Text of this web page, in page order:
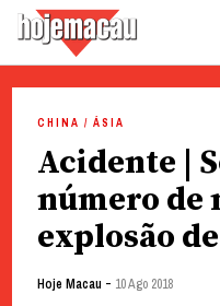
content
CHINA / ÁSIA
Acidente |
número de
explosão
Hoje Macau - 10 Ago 2018